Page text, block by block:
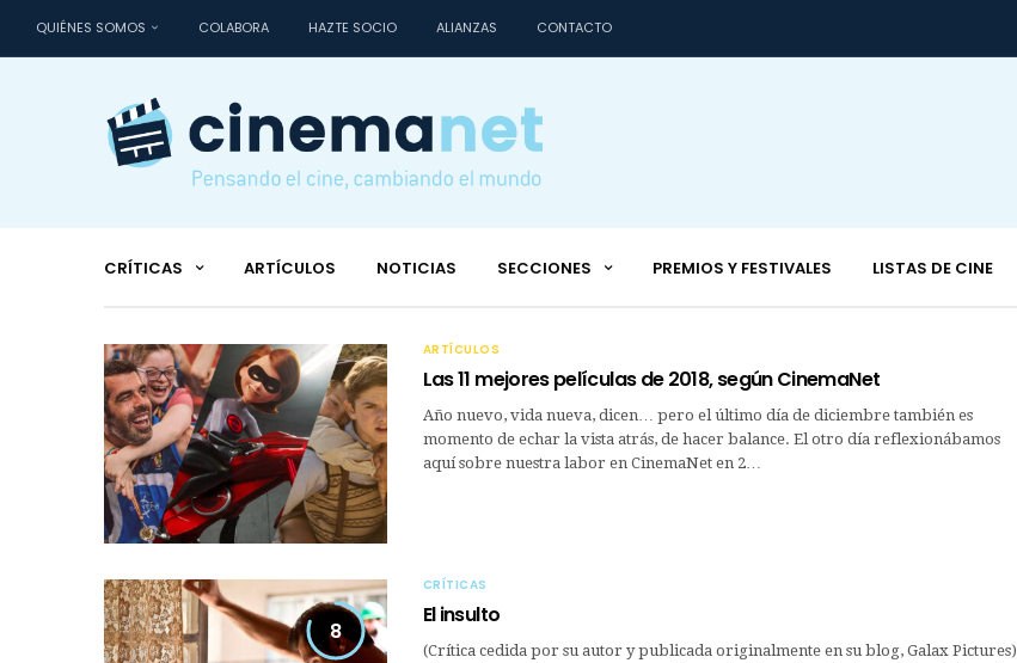
QUIÉNES SOMOS COLABORA HAZTE SOCIO ALIANZAS CONTACTO
CRÍTICAS ARTÍCULOS NOTICIAS SECCIONES PREMIOS Y FESTIVALES LISTAS DE CINE
ARTÍCULOS
Las 11 mejores películas de 2018, según CinemaNet
Año nuevo, vida nueva, dicen… pero el último día de diciembre también es
momento de echar la vista atrás, de hacer balance. El otro día reflexionábamos
aquí sobre nuestra labor en CinemaNet en 2…
8
CRÍTICAS
El insulto
(Crítica cedida por su autor y publicada originalmente en su blog, Galax Pictures)